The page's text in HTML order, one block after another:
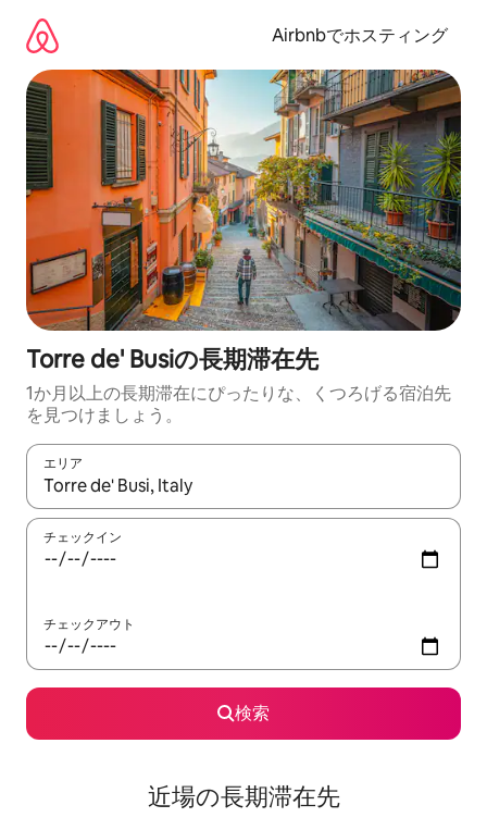
Airbnbでホスティング
Torre de' Busiの長期滞在先
1か月以上の長期滞在にぴったりな、くつろげる宿泊先
を見つけましょう。
エリア
検索結果が表示されたら、上下の矢印キーを使って移動するか
チェックイン
チェックアウト
検索
近場の長期滞在先